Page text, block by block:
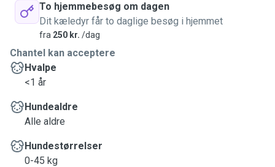
To hjemmebesøg om dagen
Dit kæledyr får to daglige besøg i hjemmet
fra 250 kr. /dag
Chantel kan acceptere
Hvalpe
<1 år
Hundealdre
Alle aldre
Hundestørrelser
0-45 kg